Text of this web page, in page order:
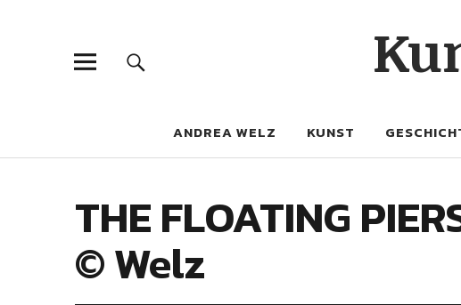
ANDREA WELZ KUNST
THE FLOATING
© Welz